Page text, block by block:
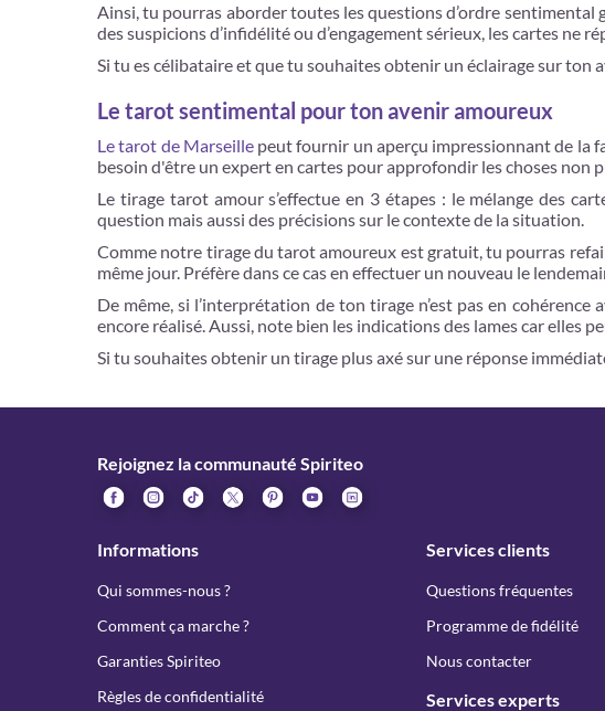
Ainsi, tu pourras aborder toutes les questions d’ordre sentimental
des suspicions d’infidélité ou d’engagement sérieux, les cartes ne
Si tu es célibataire et que tu souhaites obtenir un éclairage sur ton
Le tarot sentimental pour ton avenir amoureux
Le tarot de Marseillepeut fournir un aperçu impressionnant de la
besoin d'être un expert en cartes pour approfondir les choses non
Le tirage tarot amour s’effectue en 3 étapes : le mélange des
question mais aussi des précisions sur le contexte de la situation.
Comme notre tirage du tarot amoureux est gratuit, tu pourras
même jour. Préfère dans ce cas en effectuer un nouveau le
De même, si l’interprétation de ton tirage n’est pas en
encore réalisé. Aussi, note bien les indications des lames car elles
Si tu souhaites obtenir un tirage plus axé sur une réponse
Rejoignez la communauté Spiriteo
Informations
Qui sommes-nous ?
Comment ça marche ?
Garanties Spiriteo
Règles de confidentialité
Services clients
Questions fréquentes
Programme de fidélité
Nous contacter
Services experts